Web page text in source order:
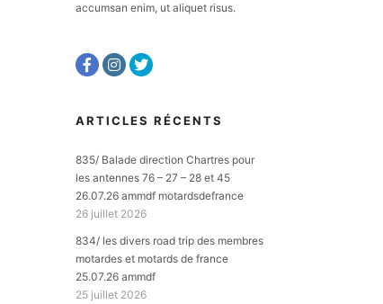
accumsan enim, ut aliquet risus.
ARTICLES RÉCENTS
835/ Balade direction Chartres pour
les antennes 76 – 27 – 28 et 45
26.07.26 ammdf motardsdefrance
26 juillet 2026
834/ les divers road trip des membres
motardes et motards de france
25.07.26 ammdf
25 juillet 2026